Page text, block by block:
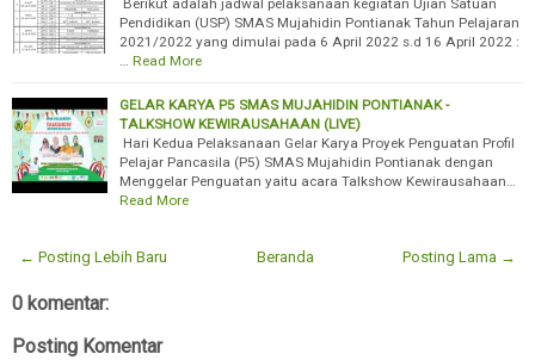
Berikut adalah jadwal pelaksanaan kegiatan Ujian Satuan
Pendidikan (USP) SMAS Mujahidin Pontianak Tahun Pelajaran
2021/2022 yang dimulai pada 6 April 2022 s.d 16 April 2022 :
… Read More
GELAR KARYA P5 SMAS MUJAHIDIN PONTIANAK -
TALKSHOW KEWIRAUSAHAAN (LIVE)
Hari Kedua Pelaksanaan Gelar Karya Proyek Penguatan Profil
Pelajar Pancasila (P5) SMAS Mujahidin Pontianak dengan
Menggelar Penguatan yaitu acara Talkshow Kewirausahaan…
Read More
← Posting Lebih Baru Posting Lama →
Beranda
0 komentar:
Posting Komentar